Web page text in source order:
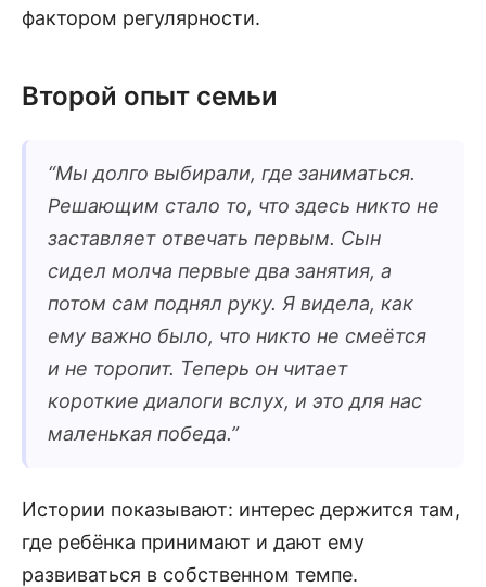
фактором регулярности.
Второй опыт семьи
“Мы долго выбирали, где заниматься.
Решающим стало то, что здесь никто не
заставляет отвечать первым. Сын
сидел молча первые два занятия, а
потом сам поднял руку. Я видела, как
ему важно было, что никто не смеётся
и не торопит. Теперь он читает
короткие диалоги вслух, и это для нас
маленькая победа.”
Истории показывают: интерес держится там,
где ребёнка принимают и дают ему
развиваться в собственном темпе.